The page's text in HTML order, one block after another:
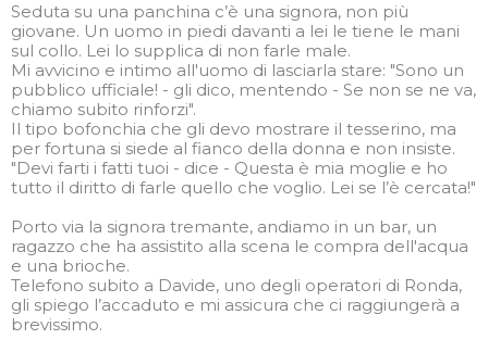
Seduta su una panchina c’è una signora, non più
giovane. Un uomo in piedi davanti a lei le tiene le mani
sul collo. Lei lo supplica di non farle male.
Mi avvicino e intimo all'uomo di lasciarla stare: "Sono un
pubblico ufficiale! - gli dico, mentendo - Se non se ne va,
chiamo subito rinforzi".
Il tipo bofonchia che gli devo mostrare il tesserino, ma
per fortuna si siede al fianco della donna e non insiste.
"Devi farti i fatti tuoi - dice - Questa è mia moglie e ho
tutto il diritto di farle quello che voglio. Lei se l’è cercata!"
Porto via la signora tremante, andiamo in un bar, un
ragazzo che ha assistito alla scena le compra dell'acqua
e una brioche.
Telefono subito a Davide, uno degli operatori di Ronda,
gli spiego l’accaduto e mi assicura che ci raggiungerà a
brevissimo.